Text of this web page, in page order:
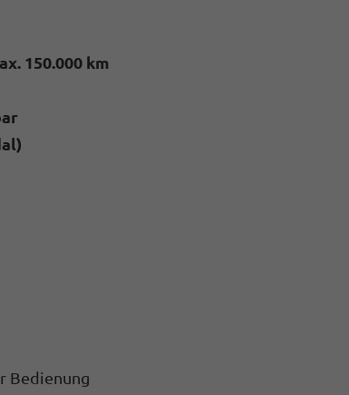
150.000 km
Bedienung